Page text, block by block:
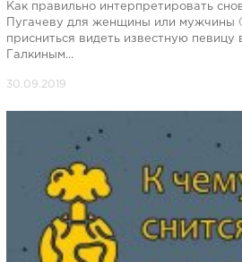
Как правильно интерпретировать
Пугачеву для женщины или мужчины
присниться видеть известную певицу
Галкиным...